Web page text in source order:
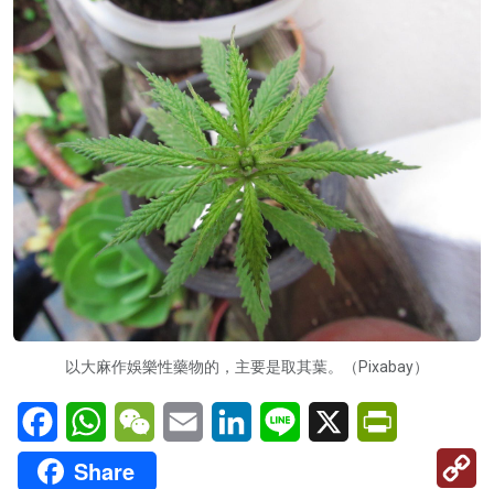
灼見活動
關於我們
以大麻作娛樂性藥物的，主要是取其葉。（Pixabay）
FacebookWhatsAppWeChatEmail LinkedInLine X
Share